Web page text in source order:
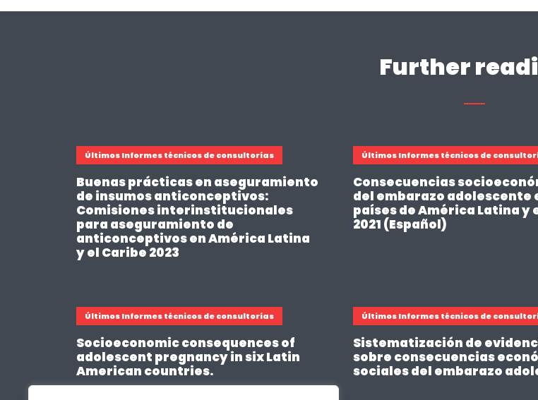
Further
Últimos Informes técnicos de consultorías
Buenas prácticas en aseguramiento
de insumos anticonceptivos:
Comisiones interinstitucionales
para aseguramiento de
anticonceptivos en América Latina
y el Caribe 2023
Últimos Informes técnicos de
Consecuencias
del embarazo adolescente
países de América Latina y
2021 (Español)
Últimos Informes técnicos de consultorías
Socioeconomic consequences of
adolescent pregnancy in six Latin
American countries.
Últimos Informes técnicos de
Sistematización de
sobre consecuencias
sociales del embarazo